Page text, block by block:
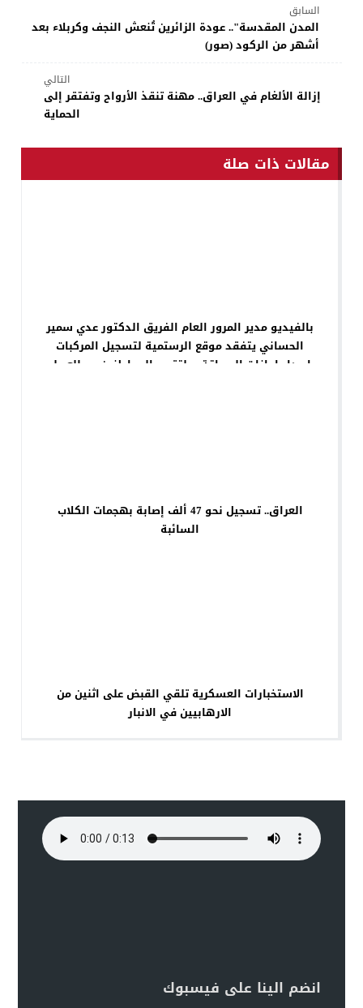
السابق
المدن المقدسة".. عودة الزائرين تُنعش النجف وكربلاء بعد
أشهر من الركود (صور)
التالي
إزالة الألغام في العراق.. مهنة تنقذ الأرواح وتفتقر إلى
الحماية
مقالات ذات صلة
بالفيديو مدير المرور العام الفريق الدكتور عدي سمير
الحساني يتفقد موقع الرستمية لتسجيل المركبات
واصدار اجازات السياقة ويلتقي بالمواطنين ويطلع على
العراق.. تسجيل نحو 47 ألف إصابة بهجمات الكلاب
السائبة
الاستخبارات العسكرية تلقي القبض على اثنين من
الارهابيين في الانبار
انضم الينا على فيسبوك